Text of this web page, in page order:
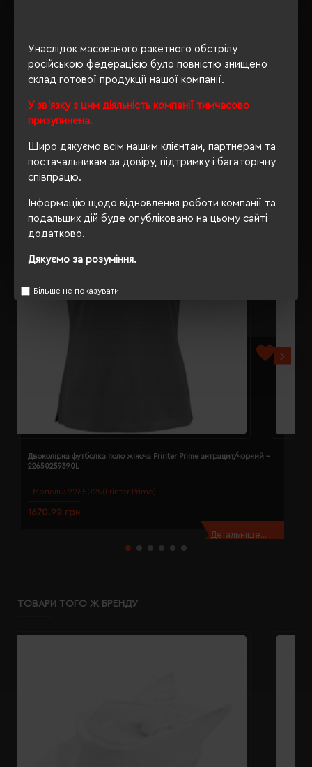
Унаслідок масованого ракетного обстрілу
російською федерацією було повністю знищено
склад готової продукції нашої компанії.
У зв'язку з цим діяльність компанії тимчасово
призупинена.
Щиро дякуємо всім нашим клієнтам, партнерам та
постачальникам за довіру, підтримку і багаторічну
співпрацю.
Інформацію щодо відновлення роботи компанії та
подальших дій буде опубліковано на цьому сайті
додатково.
Дякуємо за розуміння.
Більше не показувати.
ОПИС
ВІДГУКИ
РЕКОМЕНДУЄМО
Модель: 2265025(Printer Prime)
Двоколірна футболка поло жіноча Printer Prime антрацит/чорний -
22650259390L
1670.92 грн
Детальніше...
ТОВАРИ ТОГО Ж БРЕНДУ